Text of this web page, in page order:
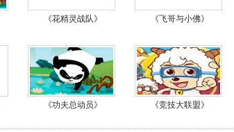
《花精灵战队》 《飞哥与小佛》
《功夫总动员》 《竞技大联盟》